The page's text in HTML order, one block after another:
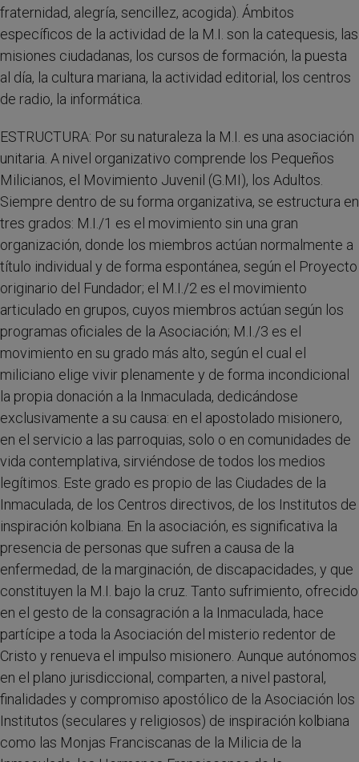
fraternidad, alegría, sencillez, acogida). Ámbitos
específicos de la actividad de la M.I. son la catequesis, las
misiones ciudadanas, los cursos de formación, la puesta
al día, la cultura mariana, la actividad editorial, los centros
de radio, la informática.
ESTRUCTURA: Por su naturaleza la M.I. es una asociación
unitaria. A nivel organizativo comprende los Pequeños
Milicianos, el Movimiento Juvenil (G.MI), los Adultos.
Siempre dentro de su forma organizativa, se estructura en
tres grados: M.I./1 es el movimiento sin una gran
organización, donde los miembros actúan normalmente a
título individual y de forma espontánea, según el Proyecto
originario del Fundador; el M.I./2 es el movimiento
articulado en grupos, cuyos miembros actúan según los
programas oficiales de la Asociación; M.I./3 es el
movimiento en su grado más alto, según el cual el
miliciano elige vivir plenamente y de forma incondicional
la propia donación a la Inmaculada, dedicándose
exclusivamente a su causa: en el apostolado misionero,
en el servicio a las parroquias, solo o en comunidades de
vida contemplativa, sirviéndose de todos los medios
legítimos. Este grado es propio de las Ciudades de la
Inmaculada, de los Centros directivos, de los Institutos de
inspiración kolbiana. En la asociación, es significativa la
presencia de personas que sufren a causa de la
enfermedad, de la marginación, de discapacidades, y que
constituyen la M.I. bajo la cruz. Tanto sufrimiento, ofrecido
en el gesto de la consagración a la Inmaculada, hace
partícipe a toda la Asociación del misterio redentor de
Cristo y renueva el impulso misionero. Aunque autónomos
en el plano jurisdiccional, comparten, a nivel pastoral,
finalidades y compromiso apostólico de la Asociación los
Institutos (seculares y religiosos) de inspiración kolbiana
como las Monjas Franciscanas de la Milicia de la